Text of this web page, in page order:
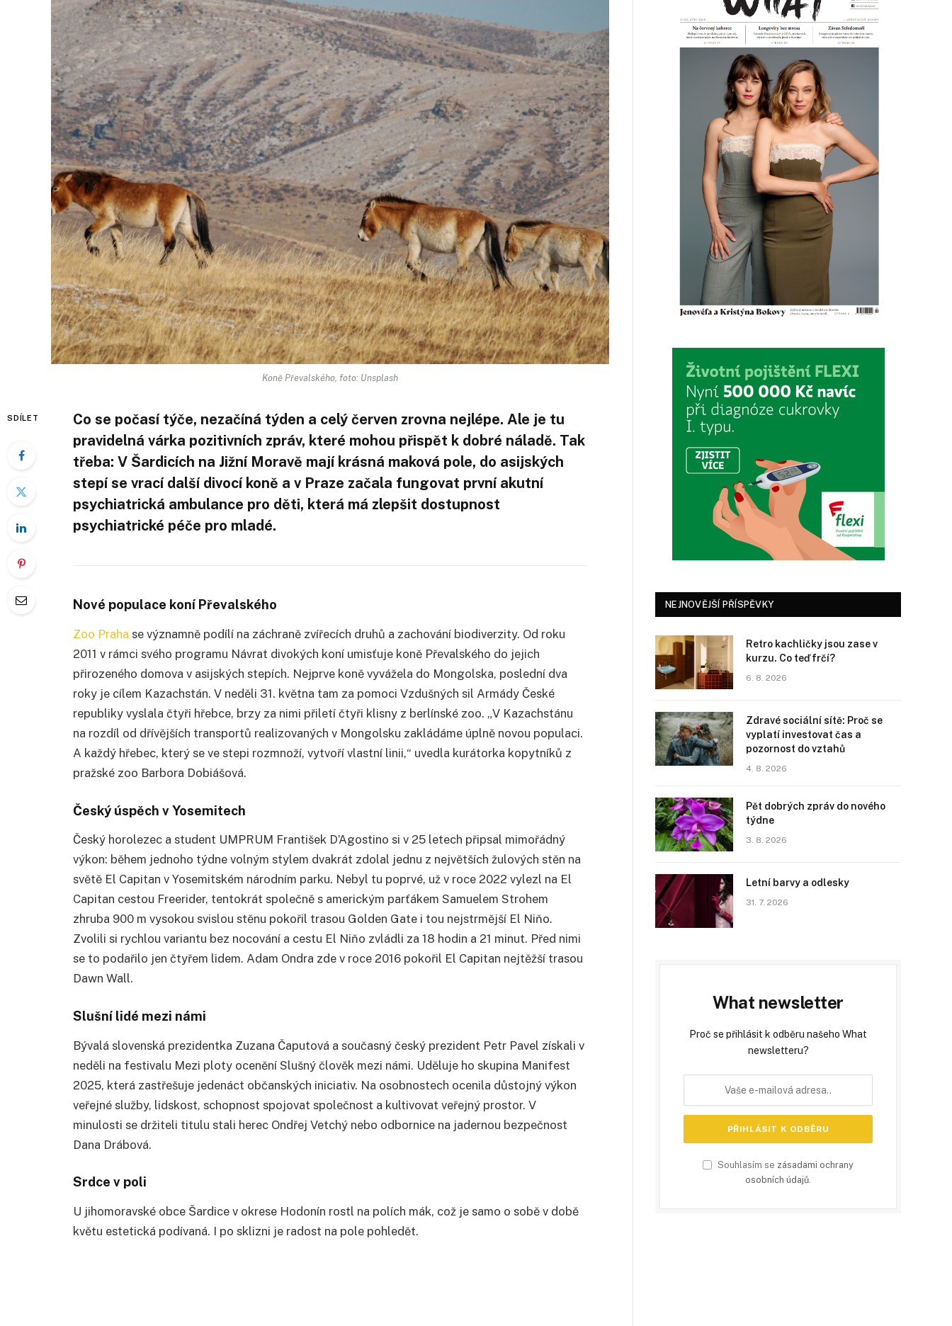
Koně Převalského, foto: Unsplash
SDÍLET
Co se počasí týče, nezačíná týden a celý červen zrovna nejlépe. Ale je tu
pravidelná várka pozitivních zpráv, které mohou přispět k dobré náladě. Tak
třeba: V Šardicích na Jižní Moravě mají krásná maková pole, do asijských
stepí se vrací další divocí koně a v Praze začala fungovat první akutní
psychiatrická ambulance pro děti, která má zlepšit dostupnost
psychiatrické péče pro mladé.
Nové populace koní Převalského
Zoo Praha se významně podílí na záchraně zvířecích druhů a zachování biodiverzity. Od roku
2011 v rámci svého programu Návrat divokých koní umisťuje koně Převalského do jejich
přirozeného domova v asijských stepích. Nejprve koně vyvážela do Mongolska, poslední dva
roky je cílem Kazachstán. V neděli 31. května tam za pomoci Vzdušných sil Armády České
republiky vyslala čtyři hřebce, brzy za nimi přiletí čtyři klisny z berlínské zoo. „V Kazachstánu
na rozdíl od dřívějších transportů realizovaných v Mongolsku zakládáme úplně novou populaci.
A každý hřebec, který se ve stepi rozmnoží, vytvoří vlastní linii,“ uvedla kurátorka kopytníků z
pražské zoo Barbora Dobiášová.
Český úspěch v Yosemitech
Český horolezec a student UMPRUM František D’Agostino si v 25 letech připsal mimořádný
výkon: během jednoho týdne volným stylem dvakrát zdolal jednu z největších žulových stěn na
světě El Capitan v Yosemitském národním parku. Nebyl tu poprvé, už v roce 2022 vylezl na El
Capitan cestou Freerider, tentokrát společně s americkým parťákem Samuelem Strohem
zhruba 900 m vysokou svislou stěnu pokořil trasou Golden Gate i tou nejstrmější El Niňo.
Zvolili si rychlou variantu bez nocování a cestu El Niňo zvládli za 18 hodin a 21 minut. Před nimi
se to podařilo jen čtyřem lidem. Adam Ondra zde v roce 2016 pokořil El Capitan nejtěžší trasou
Dawn Wall.
Slušní lidé mezi námi
Bývalá slovenská prezidentka Zuzana Čaputová a současný český prezident Petr Pavel získali v
neděli na festivalu Mezi ploty ocenění Slušný člověk mezi námi. Uděluje ho skupina Manifest
2025, která zastřešuje jedenáct občanských iniciativ. Na osobnostech ocenila důstojný výkon
veřejné služby, lidskost, schopnost spojovat společnost a kultivovat veřejný prostor. V
minulosti se držiteli titulu stali herec Ondřej Vetchý nebo odbornice na jadernou bezpečnost
Dana Drábová.
Srdce v poli
U jihomoravské obce Šardice v okrese Hodonín rostl na polích mák, což je samo o sobě v době
květu estetická podívaná. I po sklizni je radost na pole pohledět.
NEJNOVĚJŠÍ PŘÍSPĚVKY
Retro kachličky jsou zase v
kurzu. Co teď frčí?
6. 8. 2026
Zdravé sociální sítě: Proč se
vyplatí investovat čas a
pozornost do vztahů
4. 8. 2026
Pět dobrých zpráv do nového
týdne
3. 8. 2026
Letní barvy a odlesky
31. 7. 2026
What newsletter
Proč se přihlásit k odběru našeho What
newsletteru?
Souhlasím se zásadami ochrany
osobních údajů